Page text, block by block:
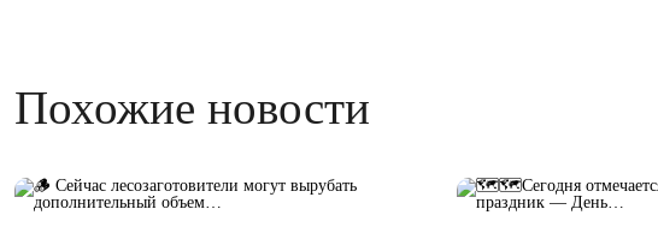
Похожие новости